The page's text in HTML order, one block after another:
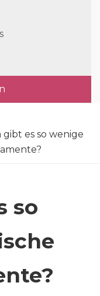
gibt es so wenige
so